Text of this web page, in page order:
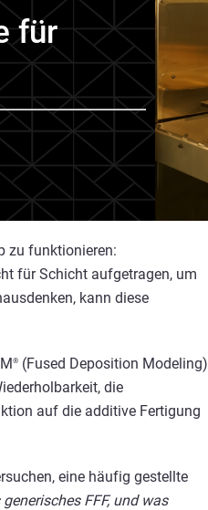
für
zu funktionieren:
für Schicht aufgetragen, um
kann diese
® (Fused Deposition Modeling)
die
auf die additive Fertigung
eine häufig gestellte
FFF, und was